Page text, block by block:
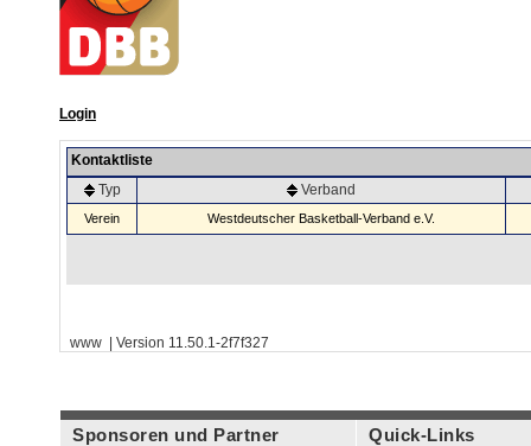
Login
Kontaktliste
Typ
Verband
Verein Westdeutscher Basketball-Verband e.V.
www | Version 11.50.1-2f7f327
Sponsoren und Partner Quick-Links